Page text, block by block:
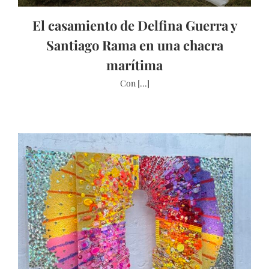
El casamiento de Delfina Guerra y
Santiago Rama en una chacra
marítima
Con [...]